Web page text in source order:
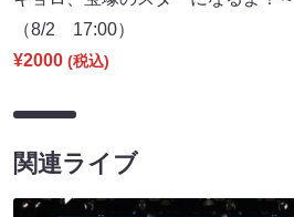
（8/2 17:00）
¥2000 (税込)
関連ライブ